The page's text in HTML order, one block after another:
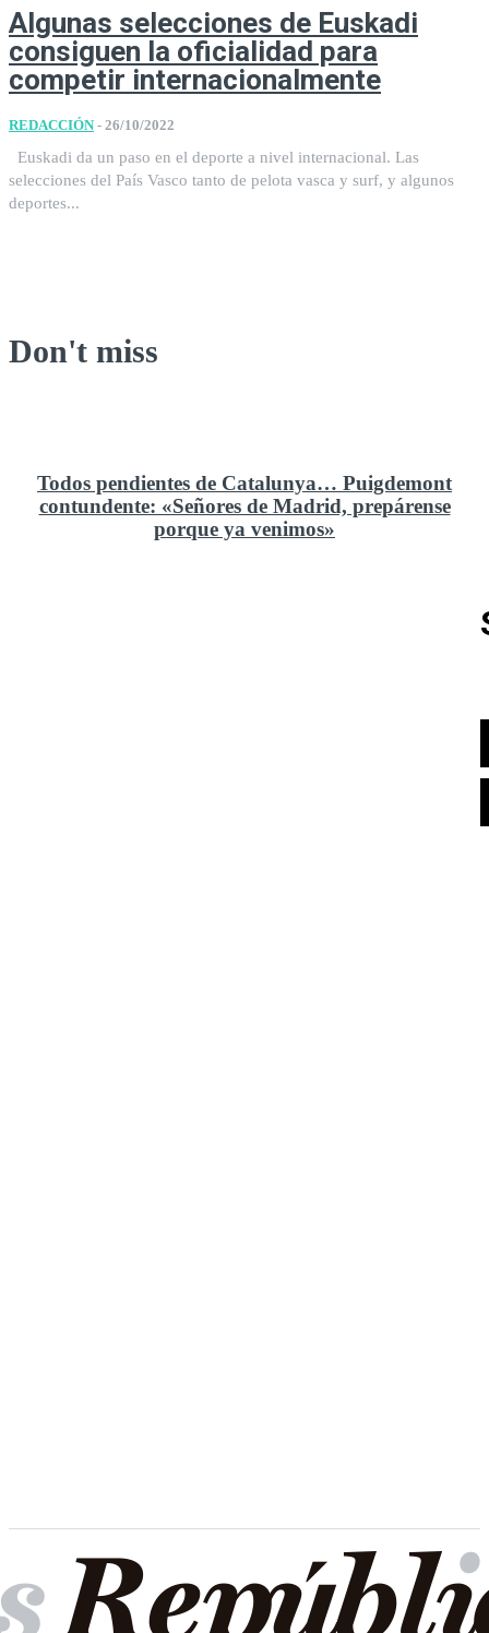
Algunas selecciones de Euskadi
consiguen la oficialidad para
competir internacionalmente
REDACCIÓN - 26/10/2022
selecciones del País Vasco tanto de pelota vasca y surf, y algunos
deportes...
Don't miss
Todos pendientes de Catalunya… Puigdemont
contundente: «Señores de Madrid, prepárense
porque ya venimos»